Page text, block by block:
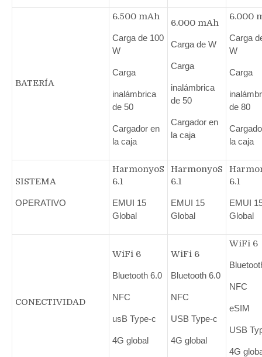
BATERÍA
6.500 mAh
Carga de 100
W
Carga
inalámbrica
de 50
Cargador en
la caja
6.000 mAh
Carga de W
Carga
inalámbrica
de 50
Cargador en
la caja
6.000
Carga
W
Carga
de 80
la caja
SISTEMA
OPERATIVO
HarmonyoS
6.1
EMUI 15
Global
HarmonyoS
6.1
EMUI 15
Global
6.1
EMUI
Global
CONECTIVIDAD
WiFi 6
Bluetooth 6.0
NFC
usB Type-c
4G global
WiFi 6
Bluetooth 6.0
NFC
USB Type-c
4G global
WiFi 6
NFC
eSIM
USB
4G